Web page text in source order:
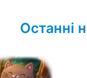
Останні